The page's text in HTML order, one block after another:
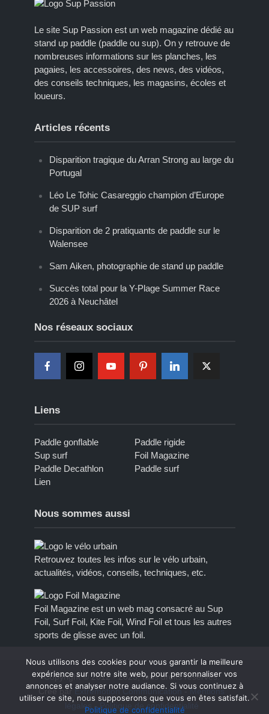
Le site Sup Passion est un web magazine dédié au
stand up paddle (paddle ou sup). On y retrouve de
nombreuses informations sur les planches, les
pagaies, les accessoires, des news, des vidéos,
des conseils techniques, les magasins, écoles et
loueurs.
Articles récents
Disparition tragique du Arran Strong au large du
Portugal
Léo Le Tohic Casareggio champion d’Europe
de SUP surf
Disparition de 2 pratiquants de paddle sur le
Walensee
Sam Aiken, photographie de stand up paddle
Succès total pour la Y-Plage Summer Race
2026 à Neuchâtel
Nos réseaux sociaux
Liens
Paddle gonflable
Paddle rigide
Sup surf
Foil Magazine
Paddle Decathlon
Paddle surf
Lien
Nous sommes aussi
Retrouvez toutes les infos sur le vélo urbain,
actualités, vidéos, conseils, techniques, etc.
Foil Magazine est un web mag consacré au Sup
Foil, Surf Foil, Kite Foil, Wind Foil et tous les autres
sports de glisse avec un foil.
Copyright © 2012 - 2023, tous droits réservés.
Créé par Extremotion Communication-Mentions
légales
-Politique de confidentialité
Nous utilisons des cookies pour vous garantir la meilleure
expérience sur notre site web, pour personnaliser vos
annonces et analyser notre audiance. Si vous continuez à
utiliser ce site, nous supposerons que vous en êtes satisfait.
Politique de confidentialité